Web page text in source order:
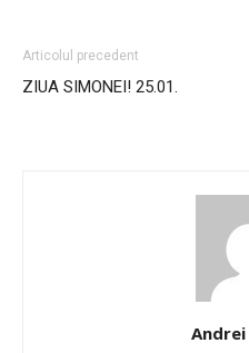
Articolul precedent
ZIUA SIMONEI! 25.01.